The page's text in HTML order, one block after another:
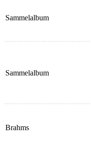
Sammelalbum
Sammelalbum
Brahms